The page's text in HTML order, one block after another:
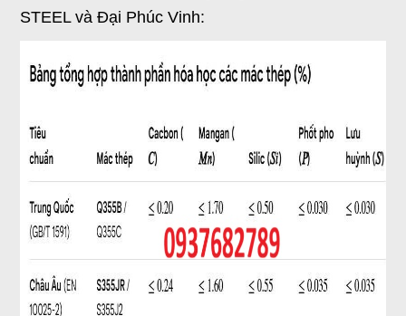
STEEL và Đại Phúc Vinh: